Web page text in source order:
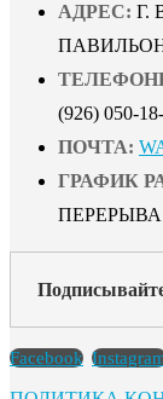
АДРЕС: Г.
ПАВИЛЬОН
(926) 050-
ПОЧТА:
ГРАФИК
Facebook